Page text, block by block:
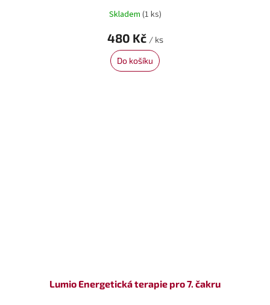
Skladem (1 ks)
480 Kč / ks
Do košíku
Lumio Energetická terapie pro 7. čakru